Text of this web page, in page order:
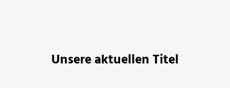
Unsere aktuellen Titel